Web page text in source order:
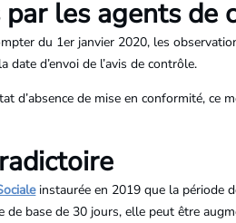
les agents de
du 1er janvier 2020, les
d’envoi de l’avis de contrôle.
d’absence de mise en conformité, ce
instaurée en 2019 que la période
de base de 30 jours, elle peut être